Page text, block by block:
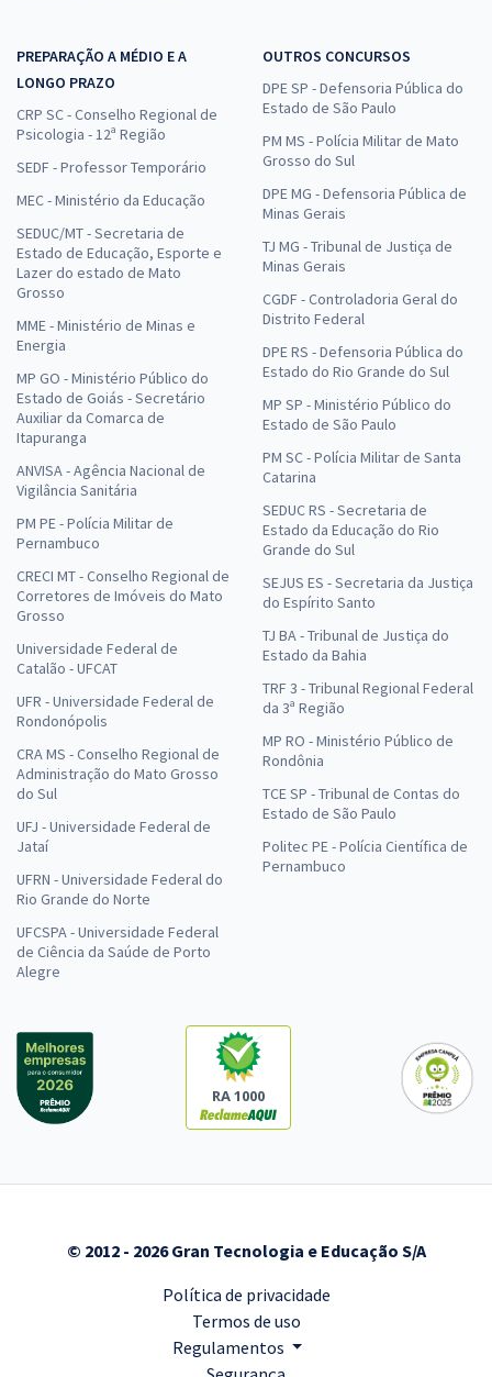
PREPARAÇÃO A MÉDIO E A
LONGO PRAZO
CRP SC - Conselho Regional de
Psicologia - 12ª Região
SEDF - Professor Temporário
MEC - Ministério da Educação
SEDUC/MT - Secretaria de
Estado de Educação, Esporte e
Lazer do estado de Mato
Grosso
MME - Ministério de Minas e
Energia
MP GO - Ministério Público do
Estado de Goiás - Secretário
Auxiliar da Comarca de
Itapuranga
ANVISA - Agência Nacional de
Vigilância Sanitária
PM PE - Polícia Militar de
Pernambuco
CRECI MT - Conselho Regional de
Corretores de Imóveis do Mato
Grosso
Universidade Federal de
Catalão - UFCAT
UFR - Universidade Federal de
Rondonópolis
CRA MS - Conselho Regional de
Administração do Mato Grosso
do Sul
UFJ - Universidade Federal de
Jataí
UFRN - Universidade Federal do
Rio Grande do Norte
UFCSPA - Universidade Federal
de Ciência da Saúde de Porto
Alegre
OUTROS CONCURSOS
DPE SP - Defensoria Pública do
Estado de São Paulo
PM MS - Polícia Militar de Mato
Grosso do Sul
DPE MG - Defensoria Pública de
Minas Gerais
TJ MG - Tribunal de Justiça de
Minas Gerais
CGDF - Controladoria Geral do
Distrito Federal
DPE RS - Defensoria Pública do
Estado do Rio Grande do Sul
MP SP - Ministério Público do
Estado de São Paulo
PM SC - Polícia Militar de Santa
Catarina
SEDUC RS - Secretaria de
Estado da Educação do Rio
Grande do Sul
SEJUS ES - Secretaria da Justiça
do Espírito Santo
TJ BA - Tribunal de Justiça do
Estado da Bahia
TRF 3 - Tribunal Regional Federal
da 3ª Região
MP RO - Ministério Público de
Rondônia
TCE SP - Tribunal de Contas do
Estado de São Paulo
Politec PE - Polícia Científica de
Pernambuco
RA 1000
© 2012 - 2026 Gran Tecnologia e Educação S/A
Política de privacidade
Termos de uso
Regulamentos